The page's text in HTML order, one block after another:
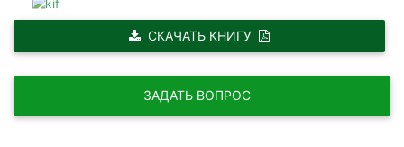
СКАЧАТЬ КНИГУ
ЗАДАТЬ ВОПРОС